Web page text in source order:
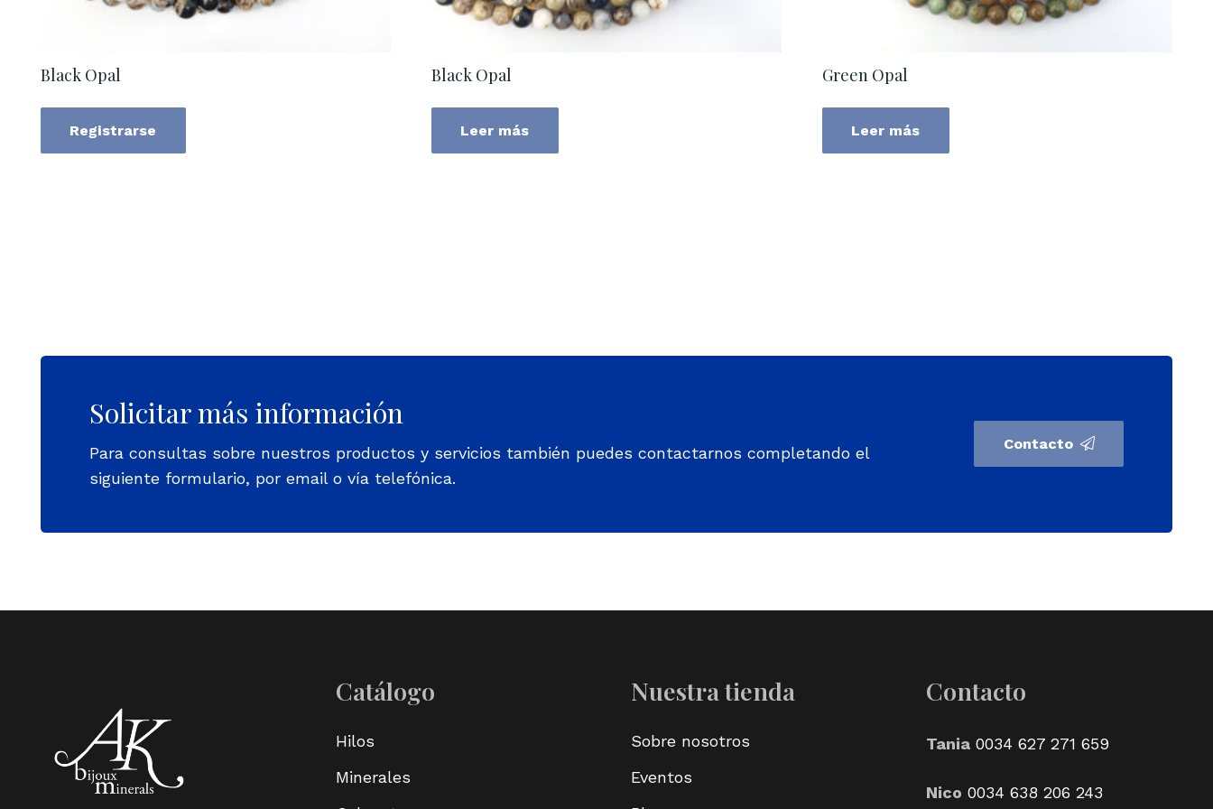
Black Opal
Registrarse
Black Opal
Leer más
Green Opal
Leer más
Solicitar más información
Para consultas sobre nuestros productos y servicios también puedes contactarnos completando el
siguiente formulario, por email o vía telefónica.
Contacto
Catálogo
Hilos
Minerales
Nuestra tienda
Sobre nosotros
Eventos
Contacto
Tania 0034 627 271 659
Nico 0034 638 206 243